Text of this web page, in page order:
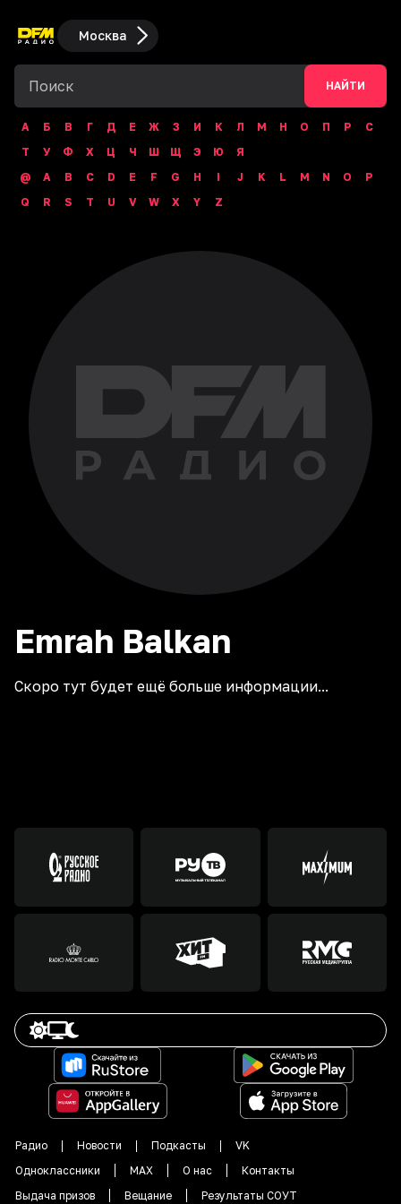
Москва
НАЙТИ
А Б В Г Д Е Ж З И К Л М Н О П Р
С
Т
У Ф Х Ц Ч Ш Щ Э Ю
Я
@
A B C D E F G H I J K L M N O
P
Q
R S T U V W X Y Z
Emrah Balkan
Скоро тут будет ещё больше информации...
Радио Новости Подкасты
VK
Одноклассники
MAX О нас
Контакты
Выдача призов
Вещание Результаты СОУТ